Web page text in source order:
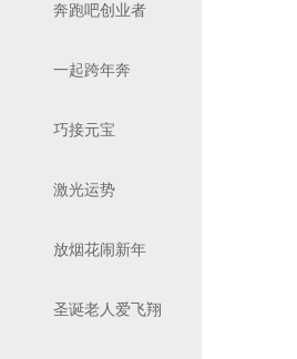
奔跑吧创业者
一起跨年奔
巧接元宝
激光运势
放烟花闹新年
圣诞老人爱飞翔